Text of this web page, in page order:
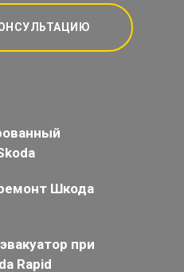
Шкода
при
Rapid